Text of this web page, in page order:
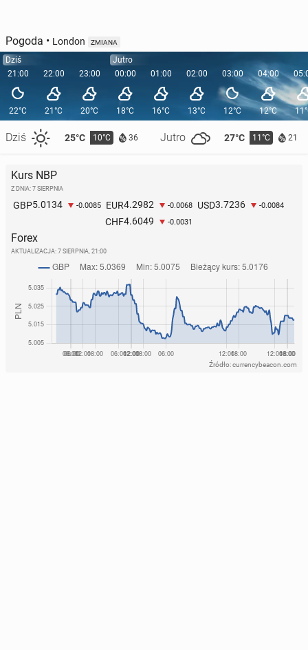
Pogoda • London ZMIANA
Dziś
21:00
22°C
Dziś 25°C 10°C 36 Jutro 27°C 11°C 21
22:00
21°C
23:00
20°C
Jutro
00:00
18°C
01:00
16°C
02:00
13°C
03:00
12°C
04:00
12°C
Kurs NBP
Z DNIA: 7 SIERPNIA
GBP5.0134 -0.0085 EUR4.2982 -0.0068 USD3.7236 -0.0084
CHF4.6049 -0.0031
Forex
AKTUALIZACJA: 7 SIERPNIA, 21:00
Źródło: currencybeacon.com